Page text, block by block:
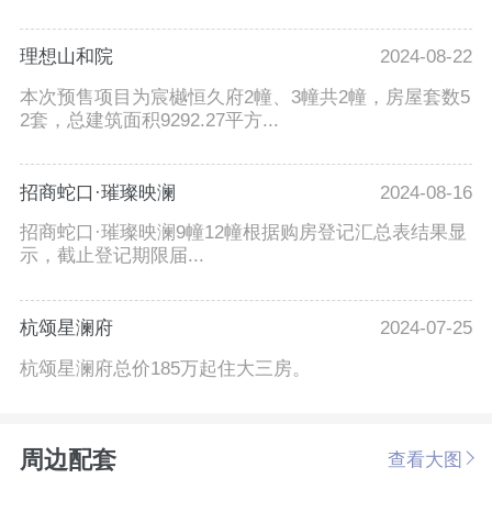
理想山和院
2024-08-22
本次预售项目为宸樾恒久府2幢、3幢共2幢，房屋套数5
2套，总建筑面积9292.27平方...
招商蛇口·璀璨映澜
2024-08-16
招商蛇口·璀璨映澜9幢12幢根据购房登记汇总表结果显
示，截止登记期限届...
杭颂星澜府
2024-07-25
杭颂星澜府总价185万起住大三房。
周边配套 查看大图